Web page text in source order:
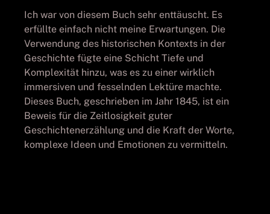
Ich war von diesem Buch sehr enttäuscht. Es
erfüllte einfach nicht meine Erwartungen. Die
Verwendung des historischen Kontexts in der
Geschichte fügte eine Schicht Tiefe und
Komplexität hinzu, was es zu einer wirklich
immersiven und fesselnden Lektüre machte.
Dieses Buch, geschrieben im Jahr 1845, ist ein
Beweis für die Zeitlosigkeit guter
Geschichtenerzählung und die Kraft der Worte,
komplexe Ideen und Emotionen zu vermitteln.